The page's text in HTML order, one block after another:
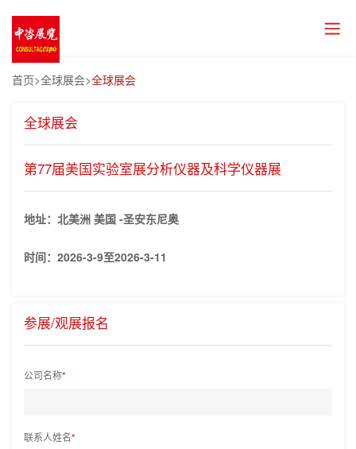
首页>全球展会>全球展会
全球展会
第77届美国实验室展分析仪器及科学仪器展
地址：北美洲 美国 -圣安东尼奥
时间： 2026-3-9至2026-3-11
参展/观展报名
公司名称*
联系人姓名*